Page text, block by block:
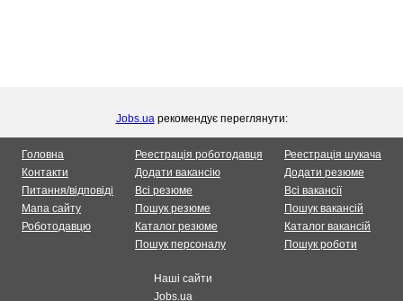
Jobs.uaрекомендує переглянути:
Головна
Контакти
Питання/відповіді
Мапа сайту
Роботодавцю
Реестрація роботодавця
Додати вакансію
Всі резюме
Пошук резюме
Каталог резюме
Пошук персоналу
Реестрація шукача
Додати резюме
Всі вакансії
Пошук вакансій
Каталог вакансій
Пошук роботи
Наші сайти
Jobs.ua